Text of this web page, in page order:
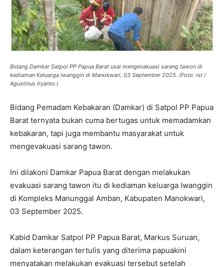
Bidang Damkar Satpol PP Papua Barat usai mengevakuasi sarang tawon di
kediaman Keluarga Iwanggin di Manokwari, 03 September 2025. (Foto: ist /
Agustinus Iryanto.)
Bidang Pemadam Kebakaran (Damkar) di Satpol PP Papua
Barat ternyata bukan cuma bertugas untuk memadamkan
kebakaran, tapi juga membantu masyarakat untuk
mengevakuasi sarang tawon.
Ini dilakoni Damkar Papua Barat dengan melakukan
evakuasi sarang tawon itu di kediaman keluarga Iwanggin
di Kompleks Manunggal Amban, Kabupaten Manokwari,
03 September 2025.
Kabid Damkar Satpol PP Papua Barat, Markus Suruan,
dalam keterangan tertulis yang diterima papuakini
menyatakan melakukan evakuasi tersebut setelah